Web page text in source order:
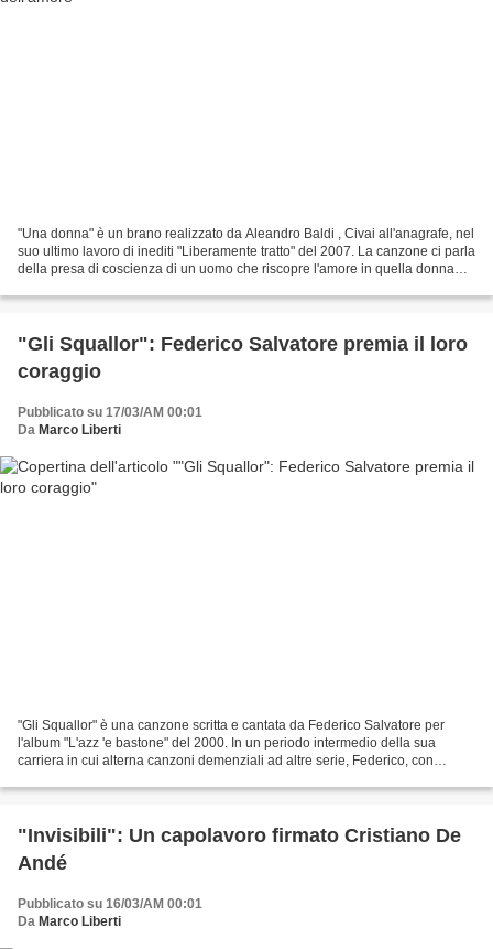
"Una donna" è un brano realizzato da Aleandro Baldi , Civai all'anagrafe, nel
suo ultimo lavoro di inediti "Liberamente tratto" del 2007. La canzone ci parla
della presa di coscienza di un uomo che riscopre l'amore in quella donna
"Gli Squallor": Federico Salvatore premia il loro
coraggio
Pubblicato su 17/03/AM 00:01
Da Marco Liberti
"Gli Squallor" è una canzone scritta e cantata da Federico Salvatore per
l'album "L'azz 'e bastone" del 2000. In un periodo intermedio della sua
carriera in cui alterna canzoni demenziali ad altre serie, Federico, con
"Invisibili": Un capolavoro firmato Cristiano De
Andé
Pubblicato su 16/03/AM 00:01
Da Marco Liberti